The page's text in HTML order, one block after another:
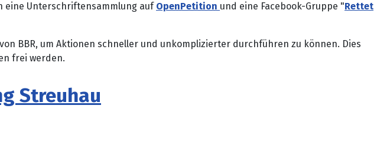
eine Unterschriftensammlung auf OpenPetition und eine Facebook-Gruppe "Rettet
BBR, um Aktionen schneller und unkomplizierter durchführen zu können. Dies
frei werden.
Streuhau